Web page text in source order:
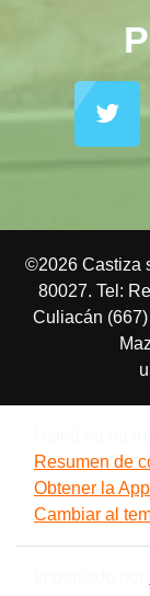
©2026 Castiza
80027. Tel:
Culiacán (667)
Resumen de
Obtener la
Cambiar al